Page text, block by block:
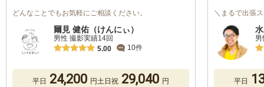
どんなことでもお気軽にご相談ください。
爾見 健佑（けんにぃ）
男性 撮影実績14回
5.00
10件
平日 24,200 円土日祝 29,040 円
＼まるで出張
平日